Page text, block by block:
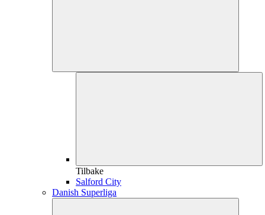
Tilbake
Salford City
Danish Superliga